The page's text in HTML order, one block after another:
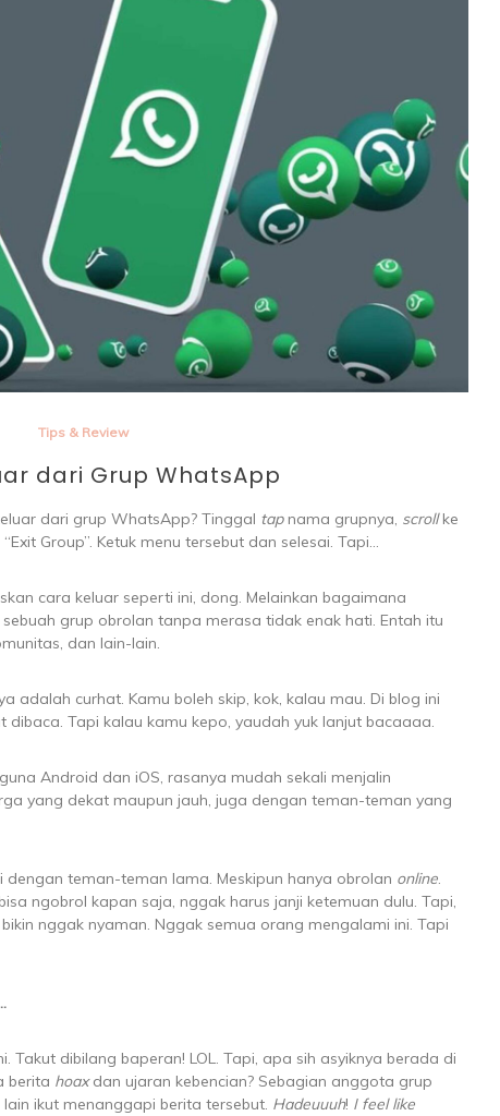
Tips & Review
dari Grup WhatsApp
dari grup WhatsApp? Tinggal tapnama grupnya, scrollke
Group”. Ketuk menu tersebut dan selesai. Tapi…
cara keluar seperti ini, dong. Melainkan bagaimana
grup obrolan tanpa merasa tidak enak hati. Entah itu
dan lain-lain.
adalah curhat. Kamu boleh skip, kok, kalau mau. Di blog ini
Tapi kalau kamu kepo, yaudah yuk lanjut bacaaaa.
Android dan iOS, rasanya mudah sekali menjalin
yang dekat maupun jauh, juga dengan teman-teman yang
teman-teman lama. Meskipun hanya obrolan online.
ngobrol kapan saja, nggak harus janji ketemuan dulu. Tapi,
nggak nyaman. Nggak semua orang mengalami ini. Tapi
Takut dibilang baperan! LOL. Tapi, apa sih asyiknya berada di
berita hoaxdan ujaran kebencian? Sebagian anggota grup
ikut menanggapi berita tersebut. Hadeuuuh! I feel like